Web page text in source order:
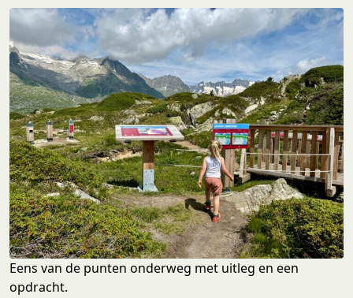
Eens van de punten onderweg met uitleg en een
opdracht.